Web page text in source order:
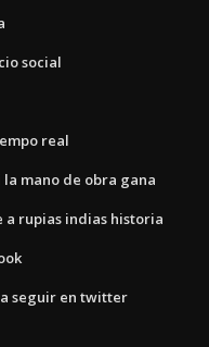
social
real
mano de obra gana
rupias indias historia
seguir en twitter